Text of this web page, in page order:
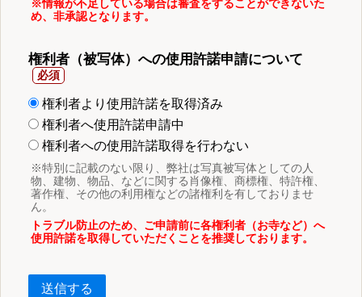
※情報が不足している場合は審査をすることができないた
め、非承認となります。
権利者（被写体）への使用許諾申請について
権利者より使用許諾を取得済み
権利者へ使用許諾申請中
権利者への使用許諾取得を行わない
※特別に記載のない限り、弊社は写真被写体としての人
物、建物、物品、などに関する肖像権、商標権、特許権、
著作権、その他の利用権などの諸権利を有しておりませ
ん。
トラブル防止のため、ご申請前に各権利者（お寺など）へ
使用許諾を取得していただくことを推奨しております。
送信する